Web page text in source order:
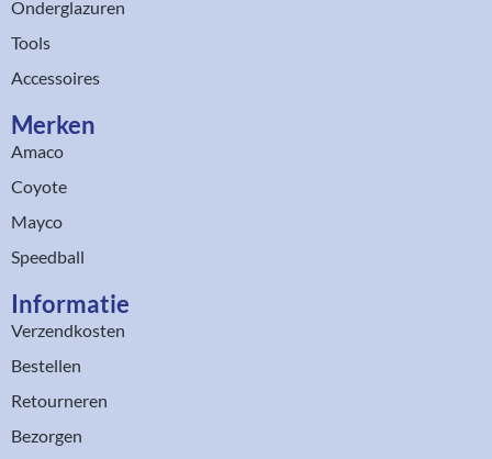
Onderglazuren
Tools
Accessoires
Merken
Amaco
Coyote
Mayco
Speedball
Informatie
Verzendkosten
Bestellen
Retourneren
Bezorgen